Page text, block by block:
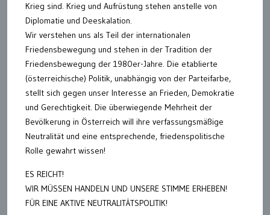
Krieg sind. Krieg und Aufrüstung stehen anstelle von
Diplomatie und Deeskalation.
Wir verstehen uns als Teil der internationalen
Friedensbewegung und stehen in der Tradition der
Friedensbewegung der 1980er-Jahre. Die etablierte
(österreichische) Politik, unabhängig von der Parteifarbe,
stellt sich gegen unser Interesse an Frieden, Demokratie
und Gerechtigkeit. Die überwiegende Mehrheit der
Bevölkerung in Österreich will ihre verfassungsmäßige
Neutralität und eine entsprechende, friedenspolitische
Rolle gewahrt wissen!
ES REICHT!
WIR MÜSSEN HANDELN UND UNSERE STIMME ERHEBEN!
FÜR EINE AKTIVE NEUTRALITÄTSPOLITIK!